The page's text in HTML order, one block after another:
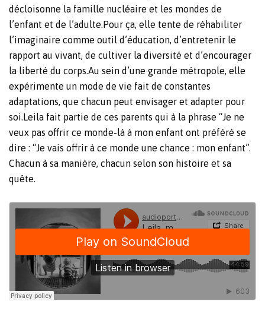
décloisonne la famille nucléaire et les mondes de
l’enfant et de l’adulte.Pour ça, elle tente de réhabiliter
l’imaginaire comme outil d’éducation, d’entretenir le
rapport au vivant, de cultiver la diversité et d’encourager
la liberté du corps.Au sein d’une grande métropole, elle
expérimente un mode de vie fait de constantes
adaptations, que chacun peut envisager et adapter pour
soi.Leila fait partie de ces parents qui à la phrase “Je ne
veux pas offrir ce monde-là à mon enfant ont préféré se
dire : “Je vais offrir à ce monde une chance : mon enfant”.
Chacun à sa manière, chacun selon son histoire et sa
quête.